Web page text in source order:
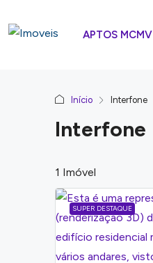
APTOS MCMV
Início Interfone
Interfone
1 Imóvel
SUPER DESTAQUE